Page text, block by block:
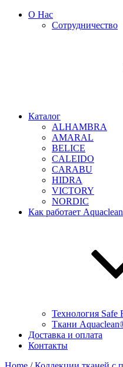
О Нас
Сотрудничество
Каталог
ALHAMBRA
AMARAL
BELICE
CALEIDO
CARABU
HIDRA
VICTORY
NORDIC
Как работает
Технология Safe
Ткани
Доставка и оплата
Контакты